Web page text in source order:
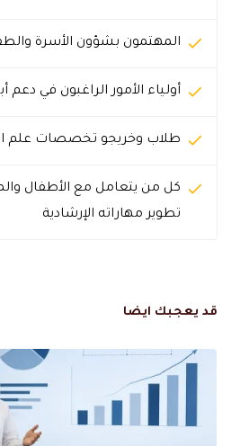
المهتمون بشؤون الأسرة
أولياء الأمور الراغبون في دعم
طلاب وخريجو تخصصات علم
كل من يتعامل مع الأطفال
تطوير مهاراته الإرشادية
قد يعجبك ايضا